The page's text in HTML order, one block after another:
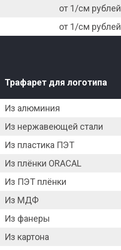
от 1/см рублей
от 1/см рублей
Трафарет для логотипа
Из алюминия
Из нержавеющей стали
Из пластика ПЭТ
Из плёнки ORACAL
Из ПЭТ плёнки
Из МДФ
Из фанеры
Из картона